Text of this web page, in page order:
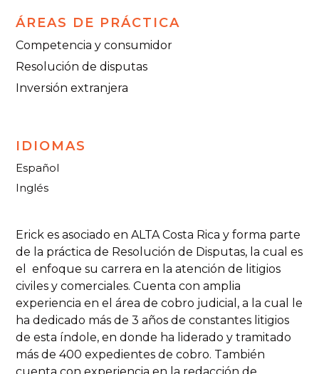
ÁREAS DE PRÁCTICA
Competencia y consumidor
Resolución de disputas
Inversión extranjera
IDIOMAS
Español
Inglés
Erick es asociado en ALTA Costa Rica y forma parte
de la práctica de Resolución de Disputas, la cual es
el enfoque su carrera en la atención de litigios
civiles y comerciales. Cuenta con amplia
experiencia en el área de cobro judicial, a la cual le
ha dedicado más de 3 años de constantes litigios
de esta índole, en donde ha liderado y tramitado
más de 400 expedientes de cobro. También